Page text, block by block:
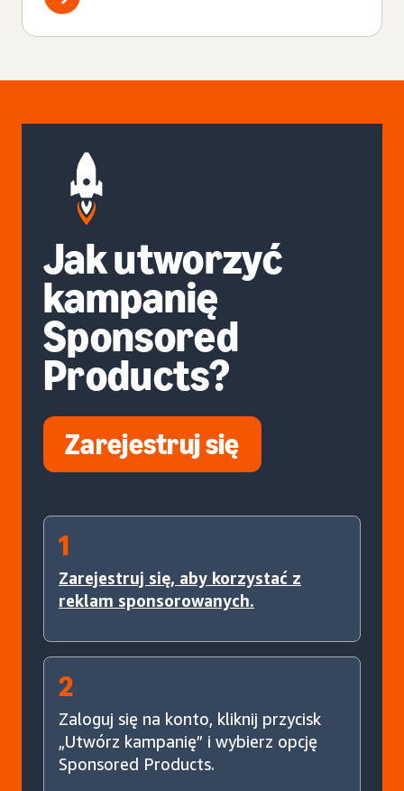
Jak utworzyć
kampanię
Sponsored
Products?
Zarejestruj się
1
Zarejestruj się, aby korzystać z
reklam sponsorowanych.
2
Zaloguj się na konto, kliknij przycisk
„Utwórz kampanię” i wybierz opcję
Sponsored Products.